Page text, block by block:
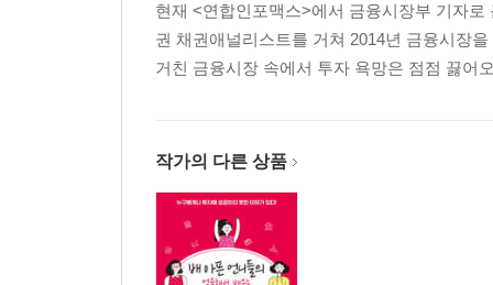
5장 언니들의 애잔한 기타투자 이야기
나는 왜 금투자에 실패했나?_명품백보다 골드바
[더 알아보기] 골드바와 금 파생상품, 어떻게 투자
나는 왜 원유 ETN에 들어갔나?_조막손의 소꿉놀이
나는 왜 곡물펀드를 샀나?_나를 믿지 말고 꼭지다
[더 알아보기] 펀드 가입 시 체크해야 할 사항
나는 왜 츄러스 가게에 투자했나?_연말 소득공제
현재 <연합인포맥스>에서 금융시장부 기자
권 채권애널리스트를 거쳐 2014년 금융시장
거친 금융시장 속에서 투자 욕망은 점점 끓어
작가의 다른 상품